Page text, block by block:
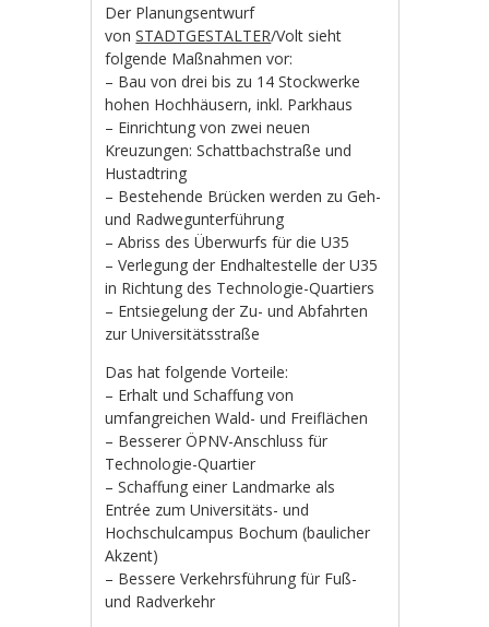
Der Planungsentwurf
vonSTADTGESTALTER/Volt sieht
folgende Maßnahmen vor:
– Bau von drei bis zu 14 Stockwerke
hohen Hochhäusern, inkl. Parkhaus
– Einrichtung von zwei neuen
Kreuzungen: Schattbachstraße und
Hustadtring
– Bestehende Brücken werden zu Geh-
und Radwegunterführung
– Abriss des Überwurfs für die U35
– Verlegung der Endhaltestelle der U35
in Richtung des Technologie-Quartiers
– Entsiegelung der Zu- und Abfahrten
zur Universitätsstraße
Das hat folgende Vorteile:
– Erhalt und Schaffung von
umfangreichen Wald- und Freiflächen
– Besserer ÖPNV-Anschluss für
Technologie-Quartier
– Schaffung einer Landmarke als
Entrée zum Universitäts- und
Hochschulcampus Bochum (baulicher
Akzent)
– Bessere Verkehrsführung für Fuß-
und Radverkehr